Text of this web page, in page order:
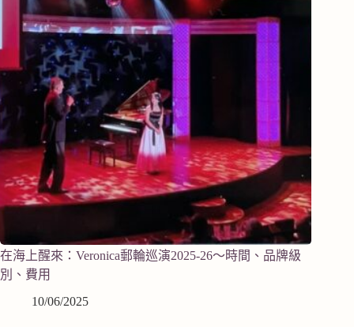
在海上醒來：Veronica郵輪巡演2025-26～時間、品牌級
別、費用
10/06/2025